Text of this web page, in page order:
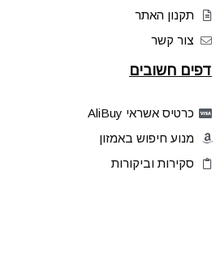
תקנון האתר
צור קשר
דפים חשובים
כרטיס אשראי AliBuy
מנוע חיפוש באמזון
סקירות וביקורות